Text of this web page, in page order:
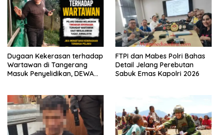
Dugaan Kekerasan terhadap
Wartawan di Tangerang
Masuk Penyelidikan, DEWA
FTPI dan Mabes Polri Bahas
Detail Jelang Perebutan
Sabuk Emas Kapolri 2026